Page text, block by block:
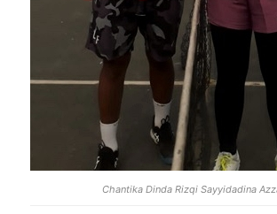
Chantika Dinda Rizqi Sayyidadina